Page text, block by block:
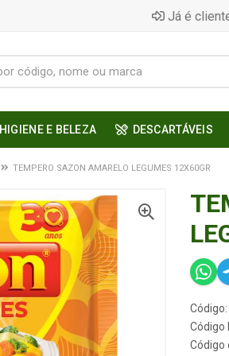
Já é
HIGIENE E BELEZA DESCARTÁVEIS
TEMPERO SAZON AMARELO LEGUMES 12X60GR
Código
Código